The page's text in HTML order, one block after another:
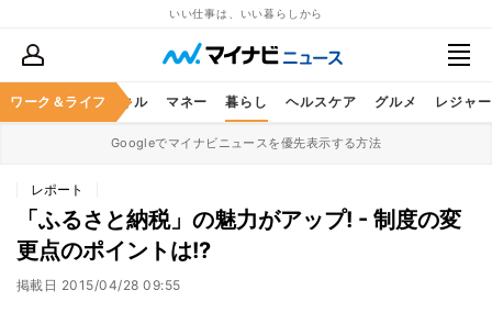
いい仕事は、いい暮らしから
ワーク＆ライフ
ア ビジネススキル マネー 暮らし ヘルスケア グルメ レジャー
Googleでマイナビニュースを優先表示する方法
レポート
「ふるさと納税」の魅力がアップ! - 制度の変
更点のポイントは!?
掲載日 2015/04/28 09:55